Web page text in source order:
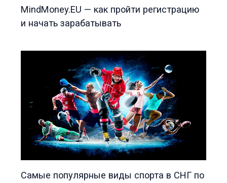
MindMoney.EU — как пройти регистрацию
и начать зарабатывать
Самые популярные виды спорта в СНГ по